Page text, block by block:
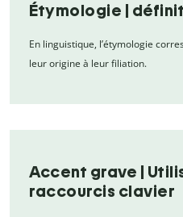
Étymologie |
En linguistique, l’étymologie
leur origine à leur filiation.
Accent grave |
raccourcis clavier